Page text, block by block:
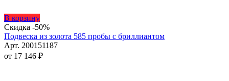
В корзинуЭтот
товар
имеет
несколько
вариаций.
Скидка -50%
Подвеска из золота 585 пробы с бриллиантом
Арт. 200151187
от 17 146 ₽